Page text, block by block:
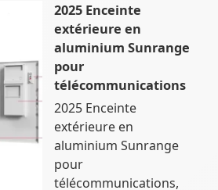
2025 Enceinte
extérieure en
aluminium Sunrange
pour
télécommunications
2025 Enceinte
extérieure en
aluminium Sunrange
pour
télécommunications,